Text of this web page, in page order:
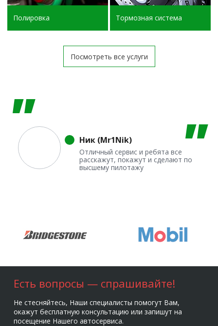
Полировка Тормозная система
Посмотреть все услуги
Ник (Mr1Nik)
Отличный сервис и ребята все
расскажут, покажут и сделают по
высшему пилотажу
Есть вопросы — спрашивайте!
Не стесняйтесь, Наши специалисты помогут Вам,
окажут бесплатную консультацию или запишут на
посещение Нашего автосервиса.